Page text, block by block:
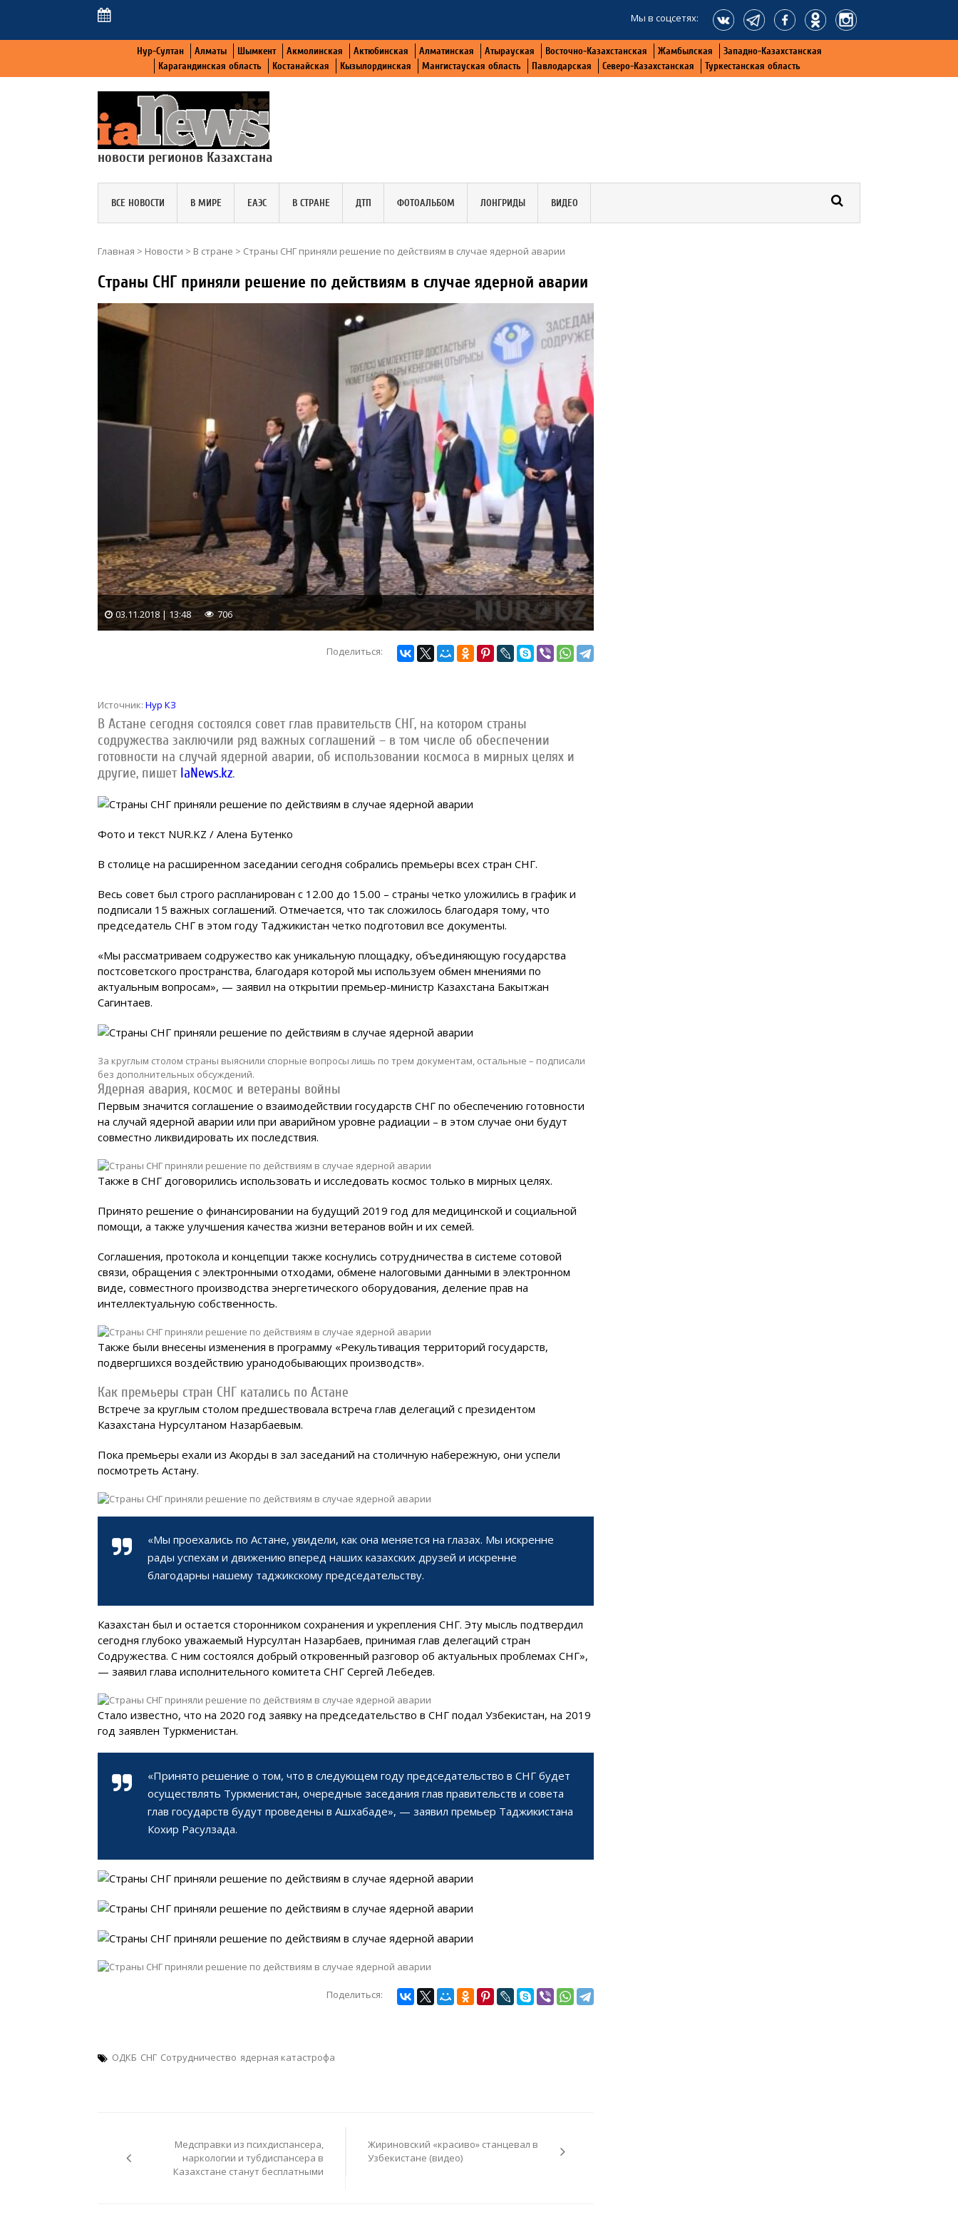
Мы в соцсетях:
Нур-Султан Алматы Шымкент Акмолинская Актюбинская Алматинская Атырауская Восточно-Казахстанская Жамбылская
Западно-Казахстанская
Карагандинская область
Костанайская Кызылординская Мангистауская область Павлодарская Северо-Казахстанская Туркестанская область
новости регионов Казахстана
ВСЕ НОВОСТИ В МИРЕ ЕАЭС В СТРАНЕ ДТП ФОТОАЛЬБОМ ЛОНГРИДЫ ВИДЕО
Главная > Новости > В стране > Страны СНГ приняли решение по действиям в случае ядерной аварии
Страны СНГ приняли решение по действиям в случае ядерной аварии
03.11.2018 | 13:48 706
Поделиться:
Источник: Нур КЗ
В Астане сегодня состоялся совет глав правительств СНГ, на котором страны
содружества заключили ряд важных соглашений – в том числе об обеспечении
готовности на случай ядерной аварии, об использовании космоса в мирных целях и
другие, пишет IaNews.kz.
Фото и текст NUR.KZ / Алена Бутенко
В столице на расширенном заседании сегодня собрались премьеры всех стран СНГ.
Весь совет был строго распланирован с 12.00 до 15.00 – страны четко уложились в график и
подписали 15 важных соглашений. Отмечается, что так сложилось благодаря тому, что
председатель СНГ в этом году Таджикистан четко подготовил все документы.
«Мы рассматриваем содружество как уникальную площадку, объединяющую государства
постсоветского пространства, благодаря которой мы используем обмен мнениями по
актуальным вопросам», — заявил на открытии премьер-министр Казахстана Бакытжан
Сагинтаев.
За круглым столом страны выяснили спорные вопросы лишь по трем документам, остальные – подписали
без дополнительных обсуждений.
Ядерная авария, космос и ветераны войны
Первым значится соглашение о взаимодействии государств СНГ по обеспечению готовности
на случай ядерной аварии или при аварийном уровне радиации – в этом случае они будут
совместно ликвидировать их последствия.
Также в СНГ договорились использовать и исследовать космос только в мирных целях.
Принято решение о финансировании на будущий 2019 год для медицинской и социальной
помощи, а также улучшения качества жизни ветеранов войн и их семей.
Соглашения, протокола и концепции также коснулись сотрудничества в системе сотовой
связи, обращения с электронными отходами, обмене налоговыми данными в электронном
виде, совместного производства энергетического оборудования, деление прав на
интеллектуальную собственность.
Также были внесены изменения в программу «Рекультивация территорий государств,
подвергшихся воздействию уранодобывающих производств».
Как премьеры стран СНГ катались по Астане
Встрече за круглым столом предшествовала встреча глав делегаций с президентом
Казахстана Нурсултаном Назарбаевым.
Пока премьеры ехали из Акорды в зал заседаний на столичную набережную, они успели
посмотреть Астану.
«Мы проехались по Астане, увидели, как она меняется на глазах. Мы искренне
рады успехам и движению вперед наших казахских друзей и искренне
благодарны нашему таджикскому председательству.
Казахстан был и остается сторонником сохранения и укрепления СНГ. Эту мысль подтвердил
сегодня глубоко уважаемый Нурсултан Назарбаев, принимая глав делегаций стран
Содружества. С ним состоялся добрый откровенный разговор об актуальных проблемах СНГ»,
— заявил глава исполнительного комитета СНГ Сергей Лебедев.
Стало известно, что на 2020 год заявку на председательство в СНГ подал Узбекистан, на 2019
год заявлен Туркменистан.
«Принято решение о том, что в следующем году председательство в СНГ будет
осуществлять Туркменистан, очередные заседания глав правительств и совета
глав государств будут проведены в Ашхабаде», — заявил премьер Таджикистана
Кохир Расулзада.
Поделиться:
ОДКБ СНГ Сотрудничество ядерная катастрофа
записям
Медсправки из психдиспансера,
наркологии и тубдиспансера в
Казахстане станут бесплатными
Жириновский «красиво» станцевал в
Узбекистане (видео)